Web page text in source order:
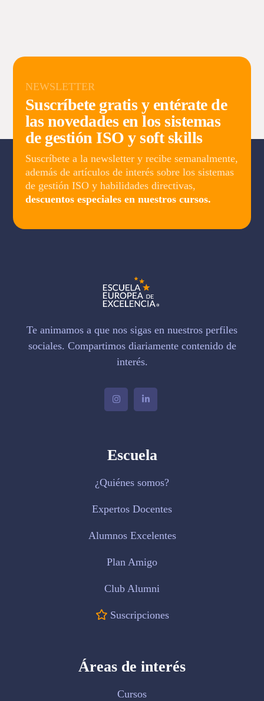
NEWSLETTER
Suscríbete gratis y entérate de
las novedades en los sistemas
de gestión ISO y soft skills
Suscríbete a la newsletter y recibe semanalmente,
además de artículos de interés sobre los sistemas
de gestión ISO y habilidades directivas,
descuentos especiales en nuestros cursos.
Te animamos a que nos sigas en nuestros perfiles
sociales. Compartimos diariamente contenido de
interés.
Escuela
¿Quiénes somos?
Expertos Docentes
Alumnos Excelentes
Plan Amigo
Club Alumni
Suscripciones
Áreas de interés
Cursos